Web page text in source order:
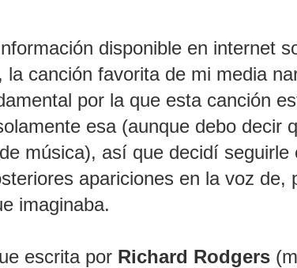
disponible en internet
, la canción favorita de mi media
por la que esta canción
esa (aunque debo decir
música), así que decidí
apariciones en la voz de,
imaginaba.
escrita por Richard Rodgers